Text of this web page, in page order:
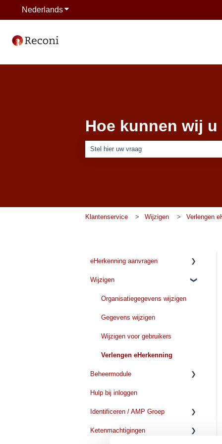
NederlandsSubmenu tonen voor vertalingen
Hoe kunnen wij
Klantenservice Wijzigen Verlengen
eHerkenning aanvragen
Voordat u met de aanvraag
Wijzigen
Organisatiegegevens wijzigen
Gegevens wijzigen
Wijzigen voor gebruikers
Verlengen eHerkenning
Beheermodule
Aanvragen/toevoegen
Verwijderen/beeindigen
Verlengen
Hulp bij inloggen
Identificeren / AMP Groep
Voorbereiden Identificatie
Ketenmachtigingen